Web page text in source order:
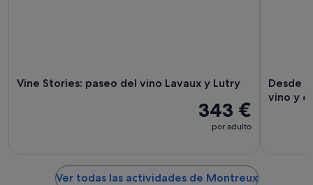
Vine Stories: paseo del vino Lavaux y Lutry
343 €
por adulto
Desde
vino y
Ver todas las actividades de Montreux